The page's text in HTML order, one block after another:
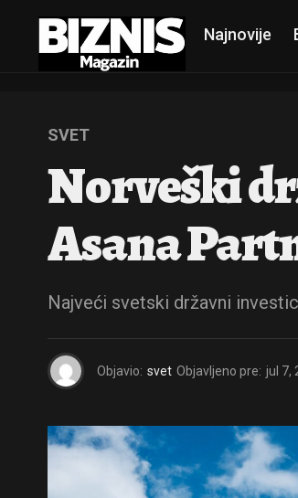
Najnovije
SVET
Norveški
Asana
Najveći svetski državni
Objavio: svet Objavljeno pre: jul 7,